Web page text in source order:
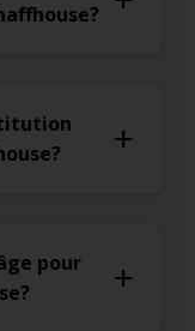
pour